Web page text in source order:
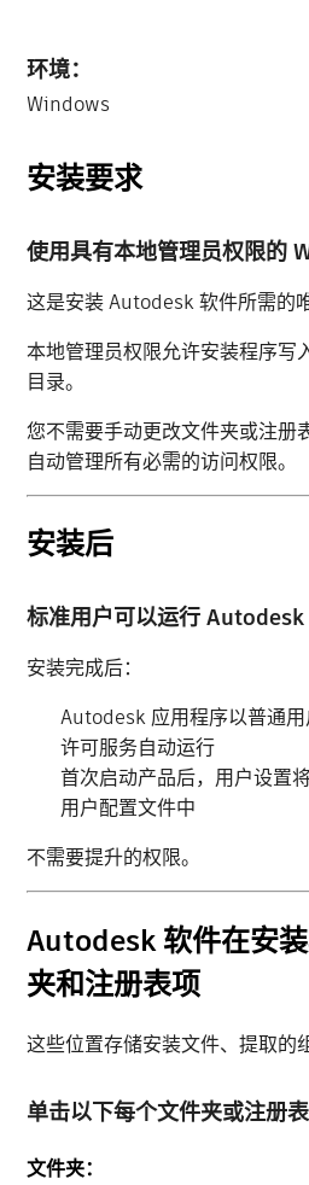
环境：
Windows
安装要求
使用具有本地管理员权限的
这是安装 Autodesk 软件所需的
本地管理员权限允许安装程序写
目录。
您不需要手动更改文件夹或注册
自动管理所有必需的访问权限。
安装后
标准用户可以运行
安装完成后：
Autodesk 应用程序以普通
许可服务自动运行
首次启动产品后，用户设置
用户配置文件中
不需要提升的权限。
Autodesk 软件在安
夹和注册表项
这些位置存储安装文件、提取的
单击以下每个文件夹或注册
文件夹：